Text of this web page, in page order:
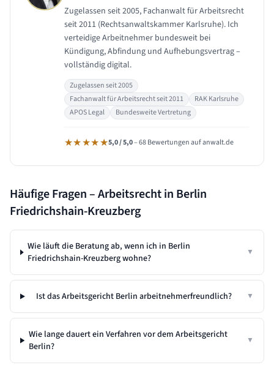
Zugelassen seit 2005, Fachanwalt für Arbeitsrecht
seit 2011 (Rechtsanwaltskammer Karlsruhe). Ich
verteidige Arbeitnehmer bundesweit bei
Kündigung, Abfindung und Aufhebungsvertrag –
vollständig digital.
Zugelassen seit 2005
Fachanwalt für Arbeitsrecht seit 2011
RAK Karlsruhe
APOS Legal
Bundesweite Vertretung
★★★★★5,0 / 5,0– 68 Bewertungen auf anwalt.de
Häufige Fragen – Arbeitsrecht in Berlin
Friedrichshain-Kreuzberg
Wie läuft die Beratung ab, wenn ich in Berlin
Friedrichshain-Kreuzberg wohne?
▼
Ist das Arbeitsgericht Berlin arbeitnehmerfreundlich? ▼
Wie lange dauert ein Verfahren vor dem Arbeitsgericht
Berlin?
▼